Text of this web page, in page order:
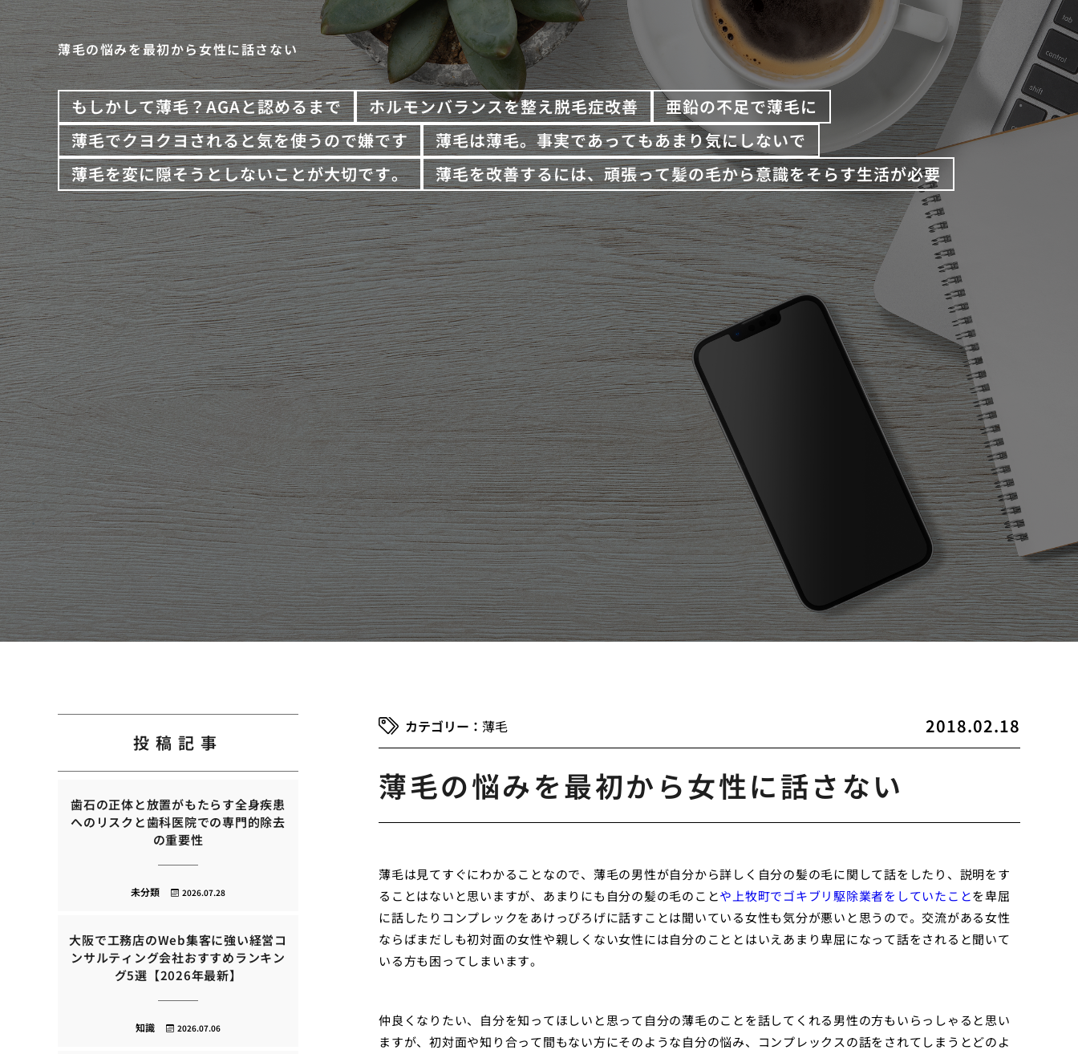
薄毛の悩みを最初から女性に話さない
もしかして薄毛？AGAと認めるまで ホルモンバランスを整え脱毛症改善
亜鉛の不足で薄毛に
薄毛でクヨクヨされると気を使うので嫌です
薄毛は薄毛。事実であってもあまり気にしないで
薄毛を変に隠そうとしないことが大切です。
薄毛を改善するには、頑張って髪の毛から意識をそらす生活が必要
2018.02.18
薄毛
薄毛の悩みを最初から女性に話さない
薄毛は見てすぐにわかることなので、薄毛の男性が自分から詳しく自分の髪の毛に関して話をしたり、説明をす
ることはないと思いますが、あまりにも自分の髪の毛のことや上牧町でゴキブリ駆除業者をしていたことを卑屈
に話したりコンプレックをあけっぴろげに話すことは聞いている女性も気分が悪いと思うので。交流がある女性
ならばまだしも初対面の女性や親しくない女性には自分のこととはいえあまり卑屈になって話をされると聞いて
いる方も困ってしまいます。
仲良くなりたい、自分を知ってほしいと思って自分の薄毛のことを話してくれる男性の方もいらっしゃると思い
ますが、初対面や知り合って間もない方にそのような自分の悩み、コンプレックスの話をされてしまうとどのよ
投稿記事
歯石の正体と放置がもたらす全身疾患
へのリスクと歯科医院での専門的除去
の重要性
2026.07.28
未分類
大阪で工務店のWeb集客に強い経営コ
ンサルティング会社おすすめランキン
グ5選【2026年最新】
2026.07.06
知識